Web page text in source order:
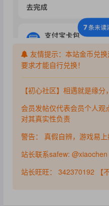
友情提示：本站金币兑
要求才能自行兑换！
【初心社区】相遇就是缘分
会员发帖仅代表会员个人观
对其真实性负责
警告： 真假自辨，游戏易上
站长联系safew: @xiaochen
站长旺旺： 342370192 【